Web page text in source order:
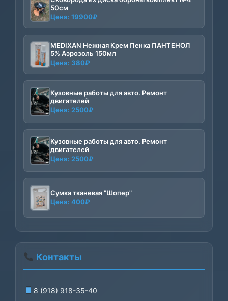
50см
Цена: 19900₽
MEDIXAN Нежная Крем Пенка ПАНТЕНОЛ
5% Аэрозоль 150мл
Цена: 380₽
Кузовные работы для авто. Ремонт
двигателей
Цена: 2500₽
Кузовные работы для авто. Ремонт
двигателей
Цена: 2500₽
Сумка тканевая "Шопер"
Цена: 400₽
Контакты
8 (918) 918-35-40